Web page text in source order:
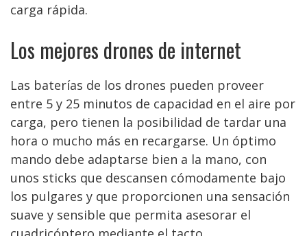
carga rápida.
Los mejores drones de internet
Las baterías de los drones pueden proveer
entre 5 y 25 minutos de capacidad en el aire por
carga, pero tienen la posibilidad de tardar una
hora o mucho más en recargarse. Un óptimo
mando debe adaptarse bien a la mano, con
unos sticks que descansen cómodamente bajo
los pulgares y que proporcionen una sensación
suave y sensible que permita asesorar el